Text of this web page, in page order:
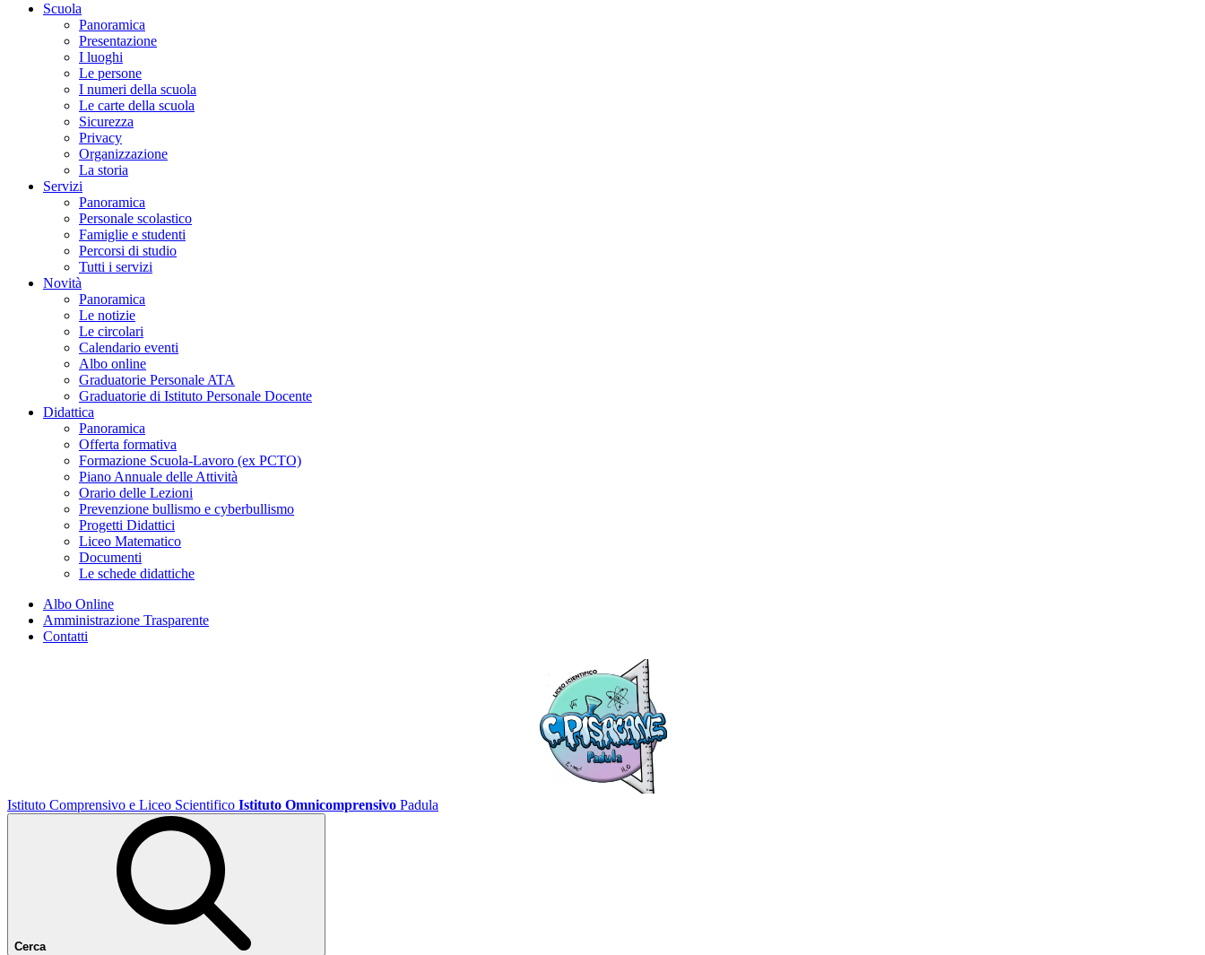
Scuola
Panoramica
Presentazione
I luoghi
Le persone
I numeri della scuola
Le carte della scuola
Sicurezza
Privacy
Organizzazione
La storia
Servizi
Panoramica
Personale scolastico
Famiglie e studenti
Percorsi di studio
Tutti i servizi
Novità
Panoramica
Le notizie
Le circolari
Calendario eventi
Albo online
Graduatorie Personale ATA
Graduatorie di Istituto Personale Docente
Didattica
Panoramica
Offerta formativa
Formazione Scuola-Lavoro (ex PCTO)
Piano Annuale delle Attività
Orario delle Lezioni
Prevenzione bullismo e cyberbullismo
Progetti Didattici
Liceo Matematico
Documenti
Le schede didattiche
Albo Online
Amministrazione Trasparente
Contatti
Istituto Comprensivo e Liceo Scientifico Istituto Omnicomprensivo Padula
Cerca